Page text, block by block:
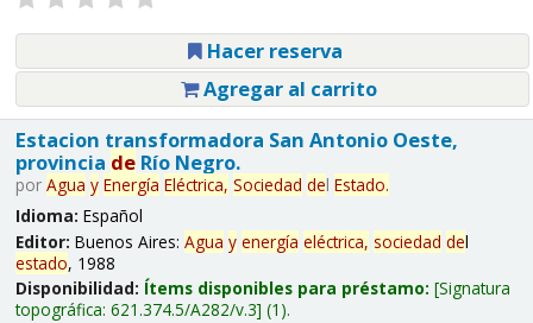
Hacer reserva
Agregar al carrito
Estacion transformadora San Antonio Oeste,
provincia deRío Negro.
por Agua y Energía Eléctrica, Sociedad del Estado.
Idioma: Español
Editor: Buenos Aires: Agua y energía eléctrica, sociedad del
estado, 1988
Disponibilidad: Ítems disponibles para préstamo: Signatura
topográfica: 621.374.5/A282/v.3 (1).